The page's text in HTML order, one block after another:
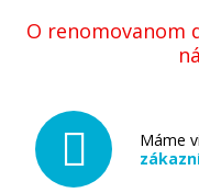
O renomovanom
Máme